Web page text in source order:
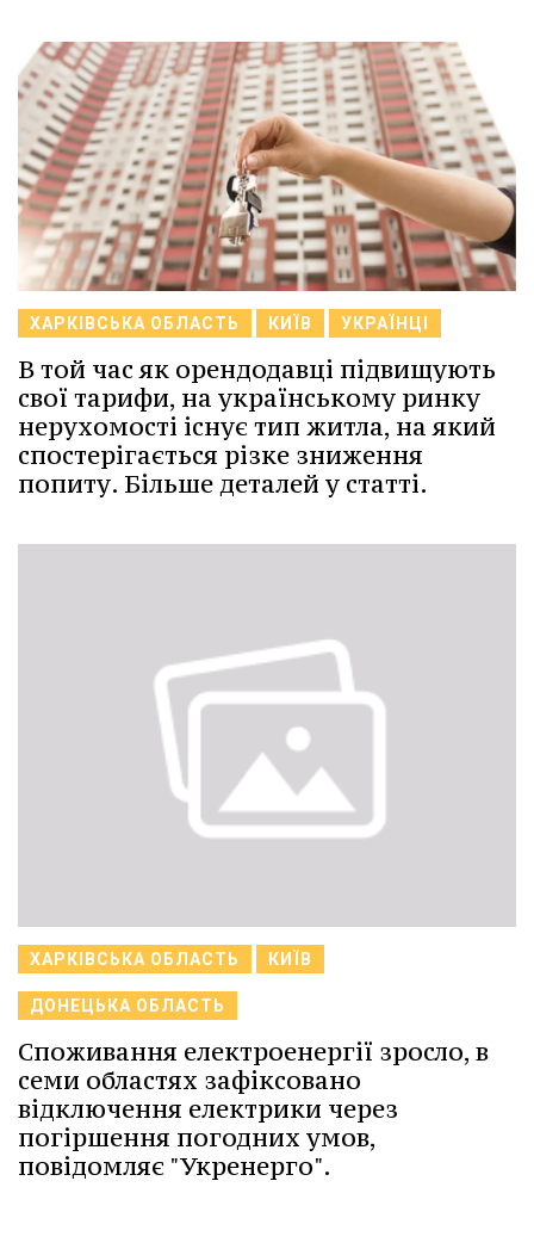
ХАРКІВСЬКА ОБЛАСТЬ КИЇВ УКРАЇНЦІ
В той час як орендодавці підвищують
свої тарифи, на українському ринку
нерухомості існує тип житла, на який
спостерігається різке зниження
попиту. Більше деталей у статті.
ХАРКІВСЬКА ОБЛАСТЬ КИЇВ
ДОНЕЦЬКА ОБЛАСТЬ
Споживання електроенергії зросло, в
семи областях зафіксовано
відключення електрики через
погіршення погодних умов,
повідомляє "Укренерго".